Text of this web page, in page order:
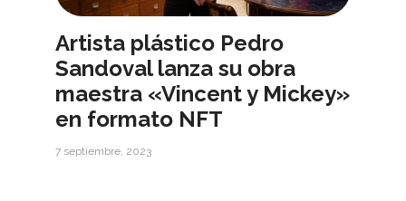
Artista plástico Pedro
Sandoval lanza su obra
maestra «Vincent y Mickey»
en formato NFT
7 septiembre, 2023